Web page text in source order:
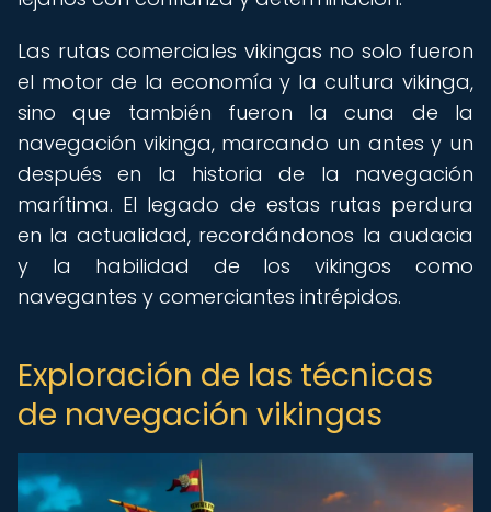
Las rutas comerciales vikingas no solo fueron
el motor de la economía y la cultura vikinga,
sino que también fueron la cuna de la
navegación vikinga, marcando un antes y un
después en la historia de la navegación
marítima. El legado de estas rutas perdura
en la actualidad, recordándonos la audacia
y la habilidad de los vikingos como
navegantes y comerciantes intrépidos.
Exploración de las técnicas
de navegación vikingas